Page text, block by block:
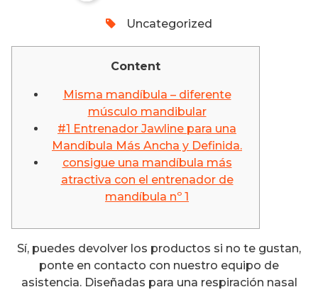
Uncategorized
Content
Misma mandíbula – diferente
músculo mandibular
#1 Entrenador Jawline para una
Mandíbula Más Ancha y Definida.
consigue una mandíbula más
atractiva con el entrenador de
mandíbula nº 1
Sí, puedes devolver los productos si no te gustan,
ponte en contacto con nuestro equipo de
asistencia. Diseñadas para una respiración nasal